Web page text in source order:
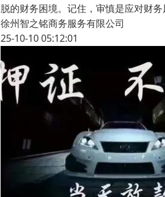
脱的财务困境。记住，审慎是应对财
徐州智之铭商务服务有限公司
25-10-10 05:12:01